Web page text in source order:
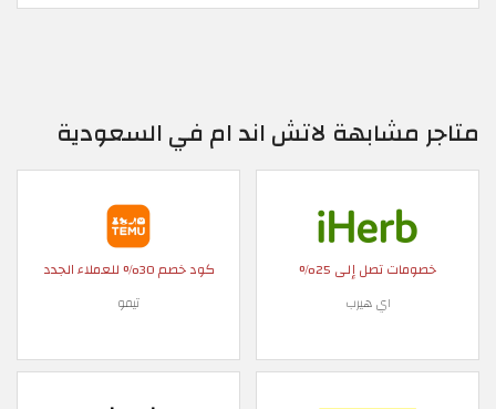
متاجر مشابهة لاتش اند ام في السعودية
خصومات تصل إلى 25%
اي هيرب
كود خصم 30% للعملاء الجدد
تيمو